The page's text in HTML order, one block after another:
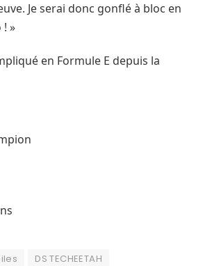
Je serai donc gonflé à bloc en
»
en Formule E depuis la
DS TECHEETAH